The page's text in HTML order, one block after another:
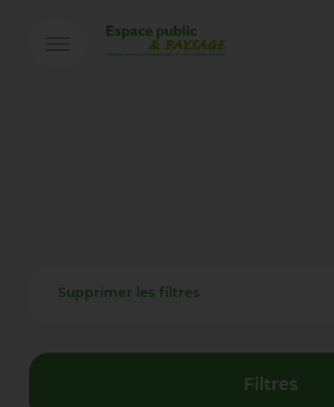
Supprimer les filtres
Filtres